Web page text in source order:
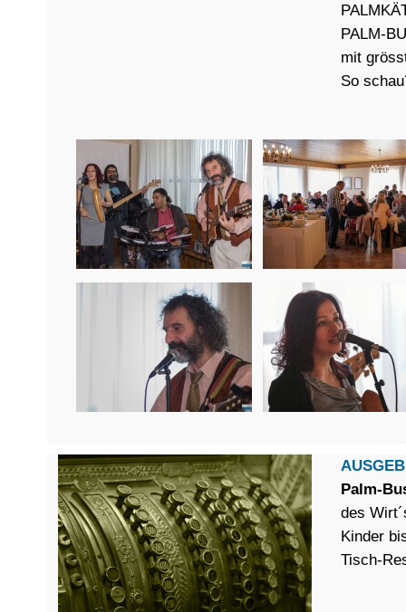
PALM-
mit
So
Palm-
des
Kinder
Tisch-